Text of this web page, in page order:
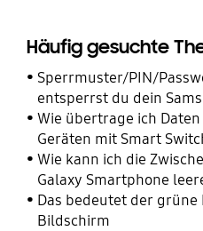
Häufig gesuchte
Sperrmuster/PIN/
entsperrst du dein
Wie übertrage ich
Geräten mit Smart
Wie kann ich die
Galaxy Smartphone
Das bedeutet der
Bildschirm